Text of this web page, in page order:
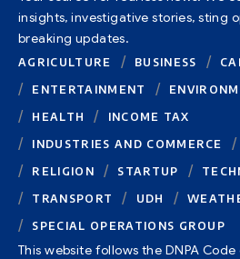
insights, investigative stories, sting
breaking updates.
AGRICULTURE BUSINESS
ENTERTAINMENT
HEALTH
INCOME TAX
INDUSTRIES AND COMMERCE
RELIGION
STARTUP
TRANSPORT
UDH
SPECIAL OPERATIONS GROUP
This website follows the DNPA Code